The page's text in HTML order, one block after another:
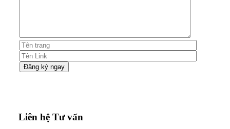
Liên hệ Tư vấn